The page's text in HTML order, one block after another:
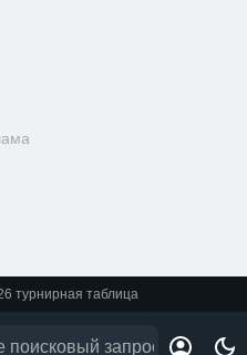
турнирная таблица